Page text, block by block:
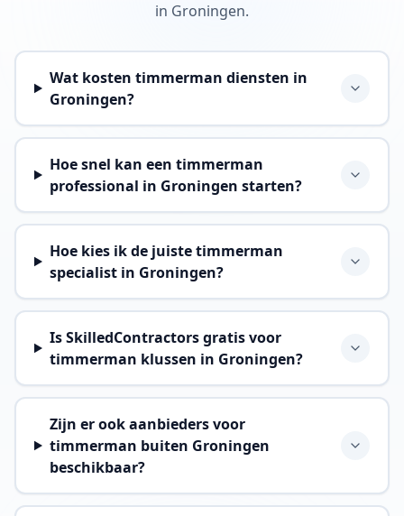
in Groningen.
Wat kosten timmerman diensten in
Groningen?
Hoe snel kan een timmerman
professional in Groningen starten?
Hoe kies ik de juiste timmerman
specialist in Groningen?
Is SkilledContractors gratis voor
timmerman klussen in Groningen?
Zijn er ook aanbieders voor
timmerman buiten Groningen
beschikbaar?